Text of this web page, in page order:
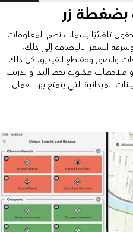
بضغطة زر
تلقائيًا بسمات نظم المعلومات
السفر. بالإضافة إلى ذلك،
والصور ومقاطع الفيديو، كل ذلك
ملاحظات مكتوبة بخط اليد أو تدريب
الميدانية التي يتمتع بها العمال